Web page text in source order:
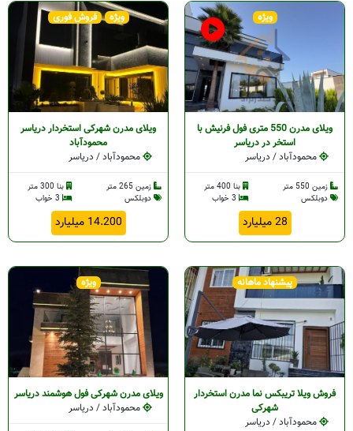
ویژه
ویلای مدرن 550 متری فول فرنیش با
استخر در دریاسر
محمودآباد / دریاسر
زمین 550 متر
بنا 400 متر
دوبلکس
28 میلیارد
ویژه فروش فوری
ویلای مدرن شهرکی استخردار دریاسر
محمودآباد
محمودآباد / دریاسر
زمین 265 متر
بنا 300 متر
دوبلکس
14.200 میلیارد
پیشنهاد ماهانه
فروش ویلا تریبکس نما مدرن استخردار
شهرکی
محمودآباد / دریاسر
ویژه
ویلای مدرن شهرکی فول هوشمند دریاسر
محمودآباد / دریاسر